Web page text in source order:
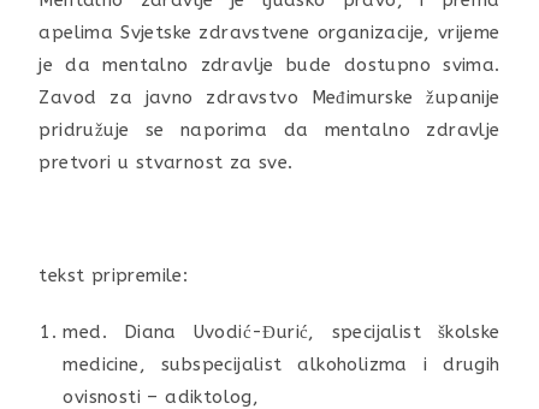
apelima Svjetske zdravstvene organizacije, vrijeme
je da mentalno zdravlje bude dostupno svima.
Zavod za javno zdravstvo Međimurske županije
pridružuje se naporima da mentalno zdravlje
pretvori u stvarnost za sve.
tekst pripremile:
med. Diana Uvodić-Đurić, specijalist školske
medicine, subspecijalist alkoholizma i drugih
ovisnosti – adiktolog,